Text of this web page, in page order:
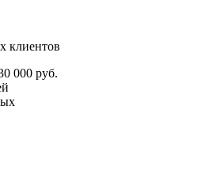
клиентов
000 руб.